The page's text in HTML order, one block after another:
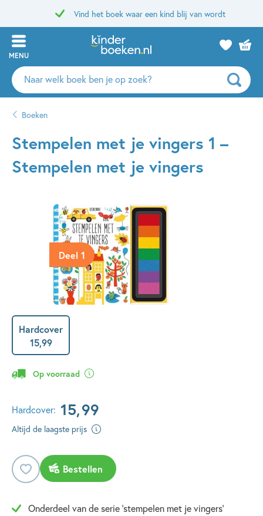
Vind het boek waar een kind blij van wordt
MENU
Zoeken
naar
auteurs
uitgevers
Boeken
Stempelen met je vingers 1 –
Stempelen met je vingers
Deel 1
Hardcover
15,99
Op voorraad
Hardcover: 15,99
Altijd de laagste prijs
Bestellen
Onderdeel van de serie 'stempelen met je vingers'